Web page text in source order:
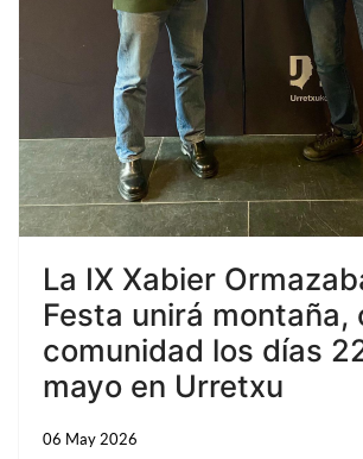
La IX Xabier
Festa unirá montaña,
comunidad los días
mayo en Urretxu
06 May 2026